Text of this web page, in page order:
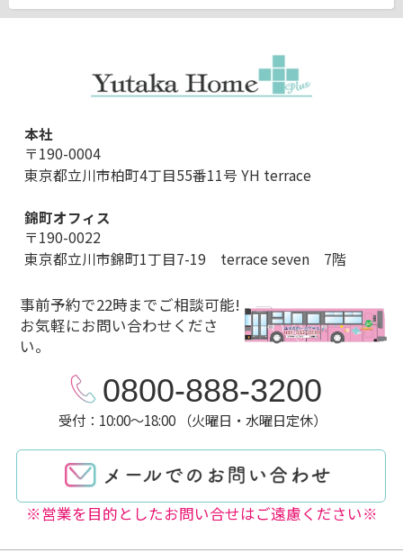
本社
〒190-0004
東京都立川市柏町4丁目55番11号 YH terrace
錦町オフィス
〒190-0022
東京都立川市錦町1丁目7-19 terrace seven 7階
事前予約で22時までご相談可能!
お気軽にお問い合わせくださ
い。
0800-888-3200
受付：10:00～18:00 （火曜日・水曜日定休）
※営業を目的としたお問い合せはご遠慮ください※